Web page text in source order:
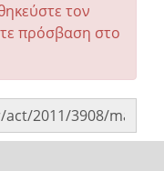
τον
πρόσβαση στο